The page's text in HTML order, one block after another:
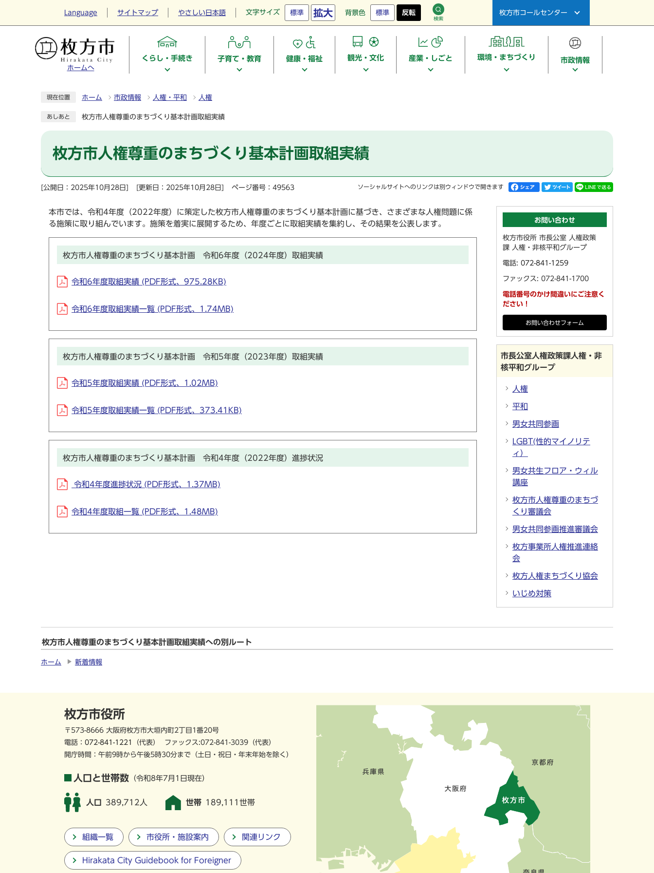
Language サイトマップ やさしい日本語 文字サイズ 標準 拡大 背景色 標準 反転
検索
枚方市コールセンター
ホームへ
くらし・手続き 子育て・教育 健康・福祉 観光・文化 産業・しごと 環境・まちづくり 市政情報
現在位置 ホーム 市政情報 人権・平和 人権
あしあと 枚方市人権尊重のまちづくり基本計画取組実績
枚方市人権尊重のまちづくり基本計画取組実績
[公開日：2025年10月28日] [更新日：2025年10月28日] ページ番号：49563 ソーシャルサイトへのリンクは別ウィンドウで開きます
本市では、令和4年度（2022年度）に策定した枚方市人権尊重のまちづくり基本計画に基づき、さまざまな人権問題に係
る施策に取り組んでいます。施策を着実に展開するため、年度ごとに取組実績を集約し、その結果を公表します。
枚方市人権尊重のまちづくり基本計画 令和6年度（2024年度）取組実績
令和6年度取組実績 (PDF形式、975.28KB)
令和6年度取組実績一覧 (PDF形式、1.74MB)
枚方市人権尊重のまちづくり基本計画 令和5年度（2023年度）取組実績
令和5年度取組実績 (PDF形式、1.02MB)
令和5年度取組実績一覧 (PDF形式、373.41KB)
枚方市人権尊重のまちづくり基本計画 令和4年度（2022年度）進捗状況
令和4年度進捗状況 (PDF形式、1.37MB)
令和4年度取組一覧 (PDF形式、1.48MB)
お問い合わせ
枚方市役所 市長公室 人権政策
課 人権・非核平和グループ
電話: 072-841-1259
ファックス: 072-841-1700
電話番号のかけ間違いにご注意く
ださい！
お問い合わせフォーム
市長公室人権政策課人権・非
核平和グループ
人権
平和
男女共同参画
LGBT(性的マイノリテ
ィ）
男女共生フロア・ウィル
講座
枚方市人権尊重のまちづ
くり審議会
男女共同参画推進審議会
枚方事業所人権推進連絡
会
枚方人権まちづくり協会
いじめ対策
枚方市人権尊重のまちづくり基本計画取組実績への別ルート
ホーム 新着情報
枚方市役所
〒573-8666 大阪府枚方市大垣内町2丁目1番20号
電話： 072-841-1221 （代表） ファックス:072-841-3039（代表）
開庁時間：午前9時から午後5時30分まで （土日・祝日・年末年始を除く）
人口と世帯数 （令和8年7月1日現在）
人口 389,712人 世帯 189,111世帯
組織一覧 市役所・施設案内 関連リンク
Hirakata City Guidebook for Foreigner